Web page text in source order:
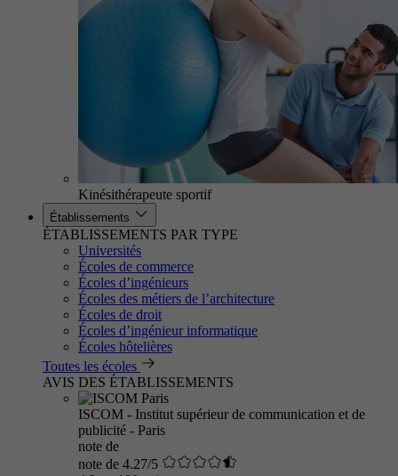
Kinésithérapeute sportif
Établissements
ÉTABLISSEMENTS PAR TYPE
Universités
Écoles de commerce
Écoles d’ingénieurs
Écoles des métiers de l’architecture
Écoles de droit
Écoles d’ingénieur informatique
Écoles hôtelières
Toutes les écoles
AVIS DES ÉTABLISSEMENTS
ISCOM - Institut supérieur de communication et de
publicité - Paris
note de
note de 4.27/5